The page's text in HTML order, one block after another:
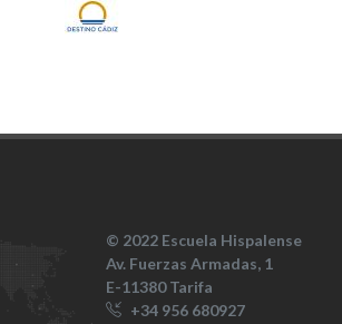
© 2022 Escuela Hispalense
Av. Fuerzas Armadas, 1
E-11380 Tarifa
+34 956 680927